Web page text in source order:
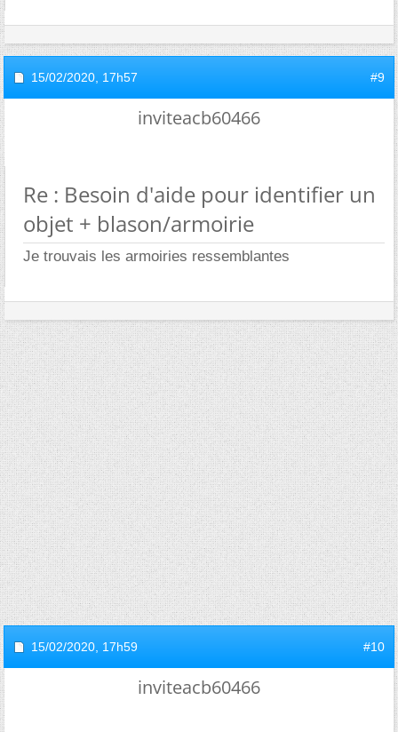
15/02/2020, 17h57 #9
inviteacb60466
Re : Besoin d'aide pour identifier un
objet + blason/armoirie
Je trouvais les armoiries ressemblantes
15/02/2020, 17h59 #10
inviteacb60466